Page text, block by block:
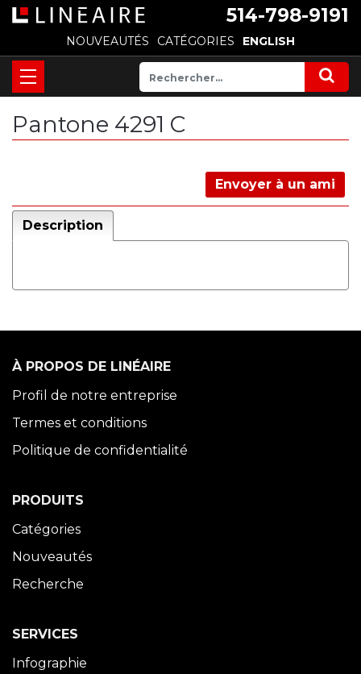
514-798-9191
NOUVEAUTÉS CATÉGORIES ENGLISH
Pantone 4291 C
Envoyer à un ami
Description
À PROPOS DE LINÉAIRE
Profil de notre entreprise
Termes et conditions
Politique de confidentialité
PRODUITS
Catégories
Nouveautés
Recherche
SERVICES
Infographie